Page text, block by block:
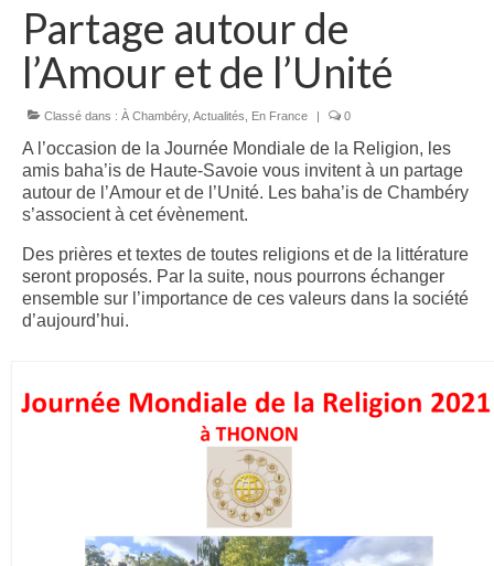
Partage autour de
l’Amour et de l’Unité
Classé dans : À Chambéry, Actualités En France | 0
A l’occasion de la Journée Mondiale de la Religion, les
amis baha’is de Haute-Savoie vous invitent à un partage
autour de l’Amour et de l’Unité. Les baha’is de Chambéry
s’associent à cet évènement.
Des prières et textes de toutes religions et de la littérature
seront proposés. Par la suite, nous pourrons échanger
ensemble sur l’importance de ces valeurs dans la société
d’aujourd’hui.